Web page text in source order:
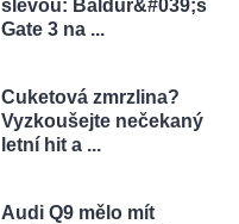
slevou: Baldur&#039;s
Gate 3 na ...
Cuketová zmrzlina?
Vyzkoušejte nečekaný
letní hit a ...
Audi Q9 mělo mít